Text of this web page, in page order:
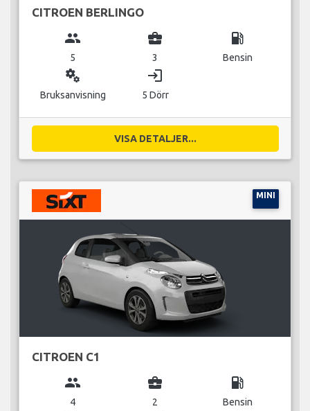
CITROEN BERLINGO
group
5
business_center
3
local_gas_station
Bensin
miscellaneous_services
Bruksanvisning
login
5 Dörr
VISA DETALJER...
MINI
CITROEN C1
group
4
business_center
2
local_gas_station
Bensin